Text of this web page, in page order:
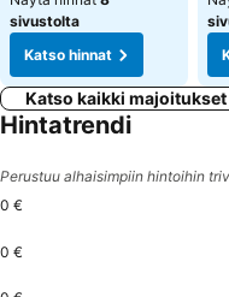
sivustolta
Katso hinnat
Katso kaikki majoitukset
Hintatrendi
Perustuu alhaisimpiin hintoihin
0 €
0 €